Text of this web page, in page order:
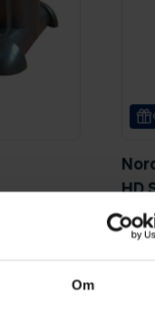
Om
HD
7